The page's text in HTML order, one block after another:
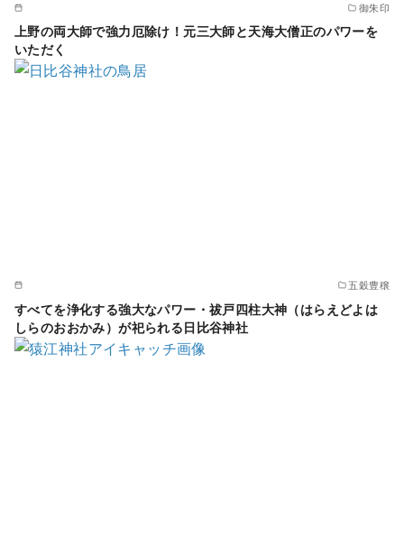
御朱印
上野の両大師で強力厄除け！元三大師と天海大僧正のパワーを
いただく
五穀豊穣
すべてを浄化する強大なパワー・祓戸四柱大神（はらえどよは
しらのおおかみ）が祀られる日比谷神社